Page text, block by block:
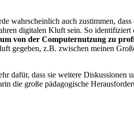
wahrscheinlich auch zustimmen,
digitalen Kluft sein. So
von der Computernutzung zu
gegeben, z.B. zwischen meinen
dafür, dass sie weitere Diskussionen
die große pädagogische